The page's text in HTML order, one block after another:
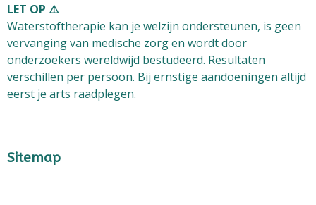
LET OP ⚠️
Waterstoftherapie kan je welzijn ondersteunen, is geen
vervanging van medische zorgen wordt door
onderzoekers wereldwijd bestudeerd. Resultaten
verschillen per persoon. Bij ernstige aandoeningen altijd
eerst je arts raadplegen.
Sitemap